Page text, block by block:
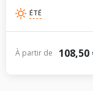
ÉTÉ
À partir de 108,50